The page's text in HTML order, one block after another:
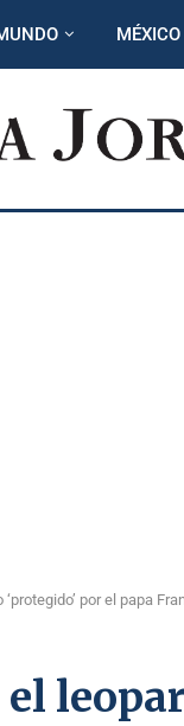
MÉXICO
por el papa